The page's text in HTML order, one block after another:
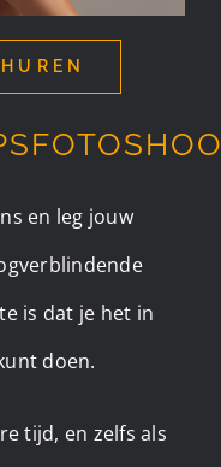
en leg jouw
is dat je het in
doen.
tijd, en zelfs als